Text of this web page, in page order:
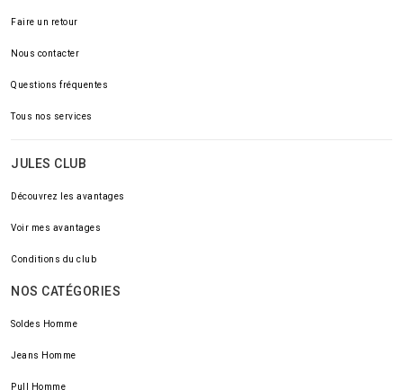
Faire un retour
Nous contacter
Questions fréquentes
Tous nos services
JULES CLUB
Découvrez les avantages
Voir mes avantages
Conditions du club
NOS CATÉGORIES
Soldes Homme
Jeans Homme
Pull Homme